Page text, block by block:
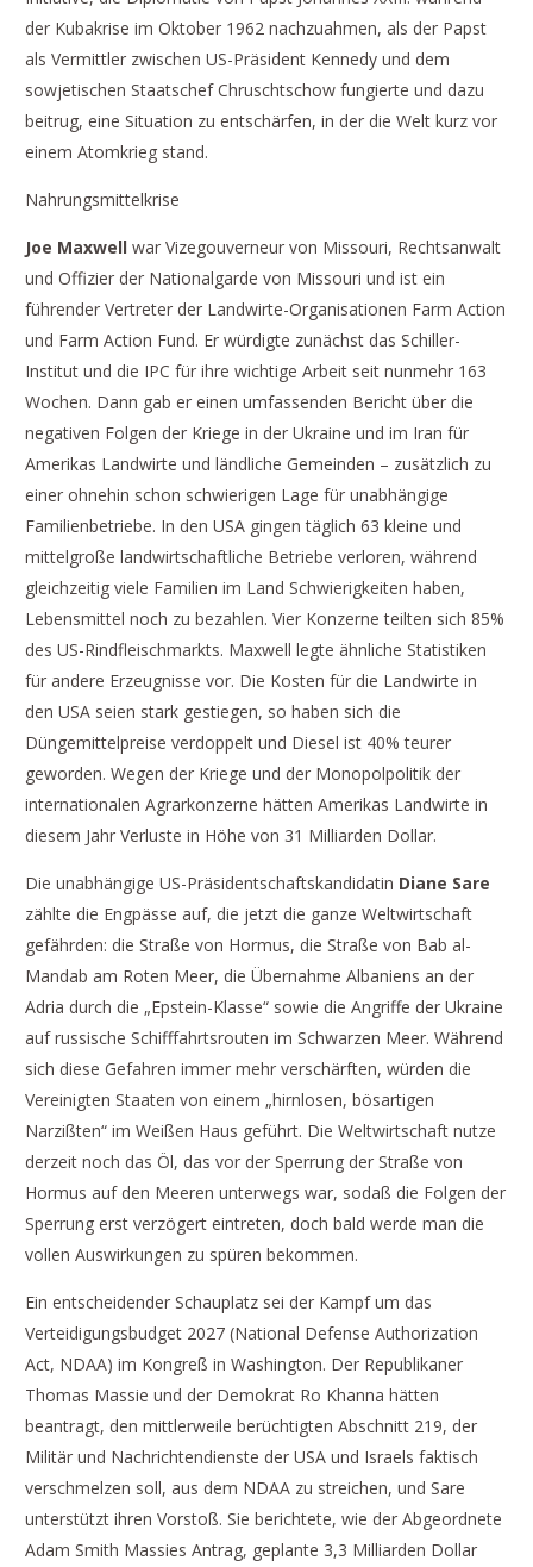
der Kubakrise im Oktober 1962 nachzuahmen, als der Papst
als Vermittler zwischen US-Präsident Kennedy und dem
sowjetischen Staatschef Chruschtschow fungierte und dazu
beitrug, eine Situation zu entschärfen, in der die Welt kurz vor
einem Atomkrieg stand.
Nahrungsmittelkrise
Joe Maxwellwar Vizegouverneur von Missouri, Rechtsanwalt
und Offizier der Nationalgarde von Missouri und ist ein
führender Vertreter der Landwirte-Organisationen Farm Action
und Farm Action Fund. Er würdigte zunächst das Schiller-
Institut und die IPC für ihre wichtige Arbeit seit nunmehr 163
Wochen. Dann gab er einen umfassenden Bericht über die
negativen Folgen der Kriege in der Ukraine und im Iran für
Amerikas Landwirte und ländliche Gemeinden – zusätzlich zu
einer ohnehin schon schwierigen Lage für unabhängige
Familienbetriebe. In den USA gingen täglich 63 kleine und
mittelgroße landwirtschaftliche Betriebe verloren, während
gleichzeitig viele Familien im Land Schwierigkeiten haben,
Lebensmittel noch zu bezahlen. Vier Konzerne teilten sich 85%
des US-Rindfleischmarkts. Maxwell legte ähnliche Statistiken
für andere Erzeugnisse vor. Die Kosten für die Landwirte in
den USA seien stark gestiegen, so haben sich die
Düngemittelpreise verdoppelt und Diesel ist 40% teurer
geworden. Wegen der Kriege und der Monopolpolitik der
internationalen Agrarkonzerne hätten Amerikas Landwirte in
diesem Jahr Verluste in Höhe von 31 Milliarden Dollar.
Die unabhängige US-Präsidentschaftskandidatin Diane Sare
zählte die Engpässe auf, die jetzt die ganze Weltwirtschaft
gefährden: die Straße von Hormus, die Straße von Bab al-
Mandab am Roten Meer, die Übernahme Albaniens an der
Adria durch die „Epstein-Klasse“ sowie die Angriffe der Ukraine
auf russische Schifffahrtsrouten im Schwarzen Meer. Während
sich diese Gefahren immer mehr verschärften, würden die
Vereinigten Staaten von einem „hirnlosen, bösartigen
Narzißten“ im Weißen Haus geführt. Die Weltwirtschaft nutze
derzeit noch das Öl, das vor der Sperrung der Straße von
Hormus auf den Meeren unterwegs war, sodaß die Folgen der
Sperrung erst verzögert eintreten, doch bald werde man die
vollen Auswirkungen zu spüren bekommen.
Ein entscheidender Schauplatz sei der Kampf um das
Verteidigungsbudget 2027 (National Defense Authorization
Act, NDAA) im Kongreß in Washington. Der Republikaner
Thomas Massie und der Demokrat Ro Khanna hätten
beantragt, den mittlerweile berüchtigten Abschnitt 219, der
Militär und Nachrichtendienste der USA und Israels faktisch
verschmelzen soll, aus dem NDAA zu streichen, und Sare
unterstützt ihren Vorstoß. Sie berichtete, wie der Abgeordnete
Adam Smith Massies Antrag, geplante 3,3 Milliarden Dollar